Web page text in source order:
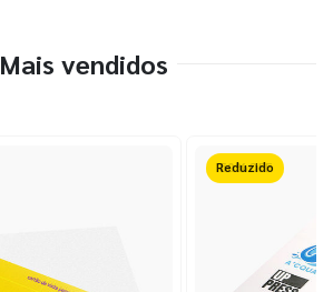
Mais vendidos
Reduzido